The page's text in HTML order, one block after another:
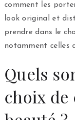
comment les
look original et
prendre dans le
notamment celles
Quels
choix de